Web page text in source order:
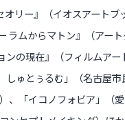
オリー』（イオスアートブ
ラムからマトン』（アー
ンの現在』（フィルムアー
しゅとぅるむ」（名古屋市
、「イコノフォビア」（